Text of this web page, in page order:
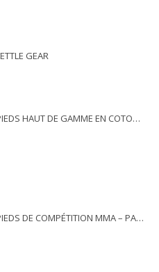
GEAR
PROTÈGE-TIBIAS/PIEDS HAUT DE GAMME EN COTON ÉLASTIQUE - NOIR - WETTLE GEAR
PROTÈGE-TIBIAS/PIEDS DE COMPÉTITION MMA – PANCRACE - ROUGE - WETTLE GEAR